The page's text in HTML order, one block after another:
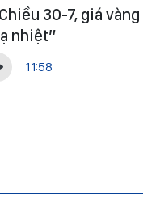
30-7, giá vàng
nhiệt”
11:58